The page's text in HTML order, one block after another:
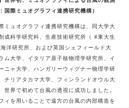
国際ミュオグラフィ連携研究機構）
ミュオグラフィ連携研究機構は、同大学大
成科学研究科、生産技術研究所（ #東大生
洋研究所、および英国シェフィールド大
ム大学、イタリア原子核物理学研究所、イ
ニャ大学、ハンガリーウィグナー物理学研
チリアタカマ大学、フィンランドオウル大
世界で初めて台風の透視に成功しました。
ィを用いることで遠方の台風の内部構造を